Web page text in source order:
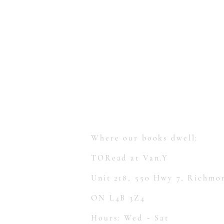
Where our books dwell:
TORead at Van.Y
Unit 218, 550 Hwy 7,
ON L4B 3Z4
Hours: Wed ~ Sat